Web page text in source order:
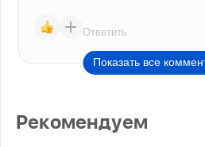
Ответить
Показать все
Рекомендуем